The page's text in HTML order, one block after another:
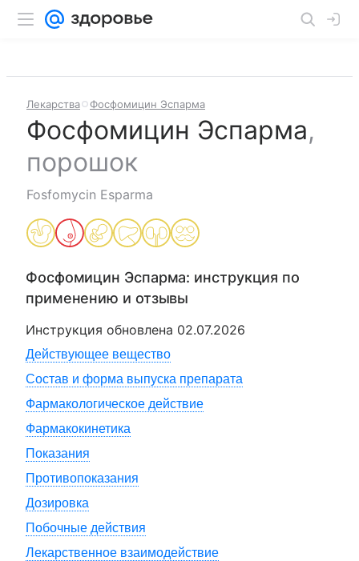
Лекарства Фосфомицин Эспарма
Фосфомицин Эспарма,
порошок
Fosfomycin Esparma
Фосфомицин Эспарма: инструкция по
применению и отзывы
Инструкция обновлена 02.07.2026
Действующее вещество
Состав и форма выпуска препарата
Фармакологическое действие
Фармакокинетика
Показания
Противопоказания
Дозировка
Побочные действия
Лекарственное взаимодействие